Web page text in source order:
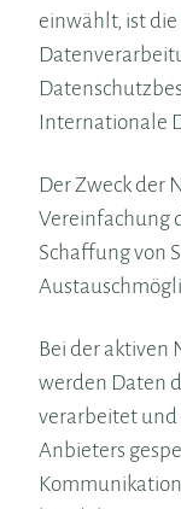
einwählt, ist
Internationale
Der Zweck der
Vereinfachung
Schaffung von
Bei der aktiven
werden Daten
verarbeitet und
Anbieters